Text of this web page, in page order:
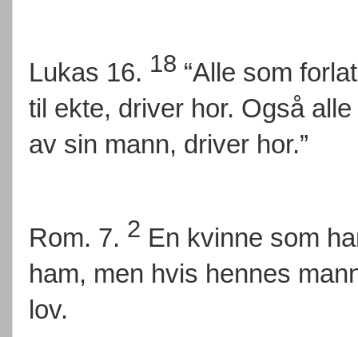
Lukas 16. 18 “Alle som
til ekte, driver hor. Også
av sin mann, driver hor.”
Rom. 7. 2 En kvinne som
ham, men hvis hennes
lov.